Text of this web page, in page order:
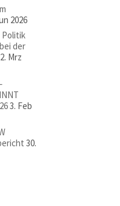
2026
Politik
der
Mrz
3. Feb
30.